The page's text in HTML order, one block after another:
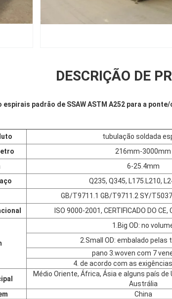
DESCRIÇÃO DE
espirais padrão de SSAW ASTM A252 para a
tubulação soldada
216mm-3000mm
6-25.4mm
Q235, Q345, L175.L210,
GB/T9711.1 GB/T9711.2 SY/
ISO 9000-2001, CERTIFICADO DO CE,
1.Big OD: no
2.Small OD: embalado pelas
pano 3.woven com 7
4. de acordo com as
Médio Oriente, África, Ásia e alguns país de
Austrália
China